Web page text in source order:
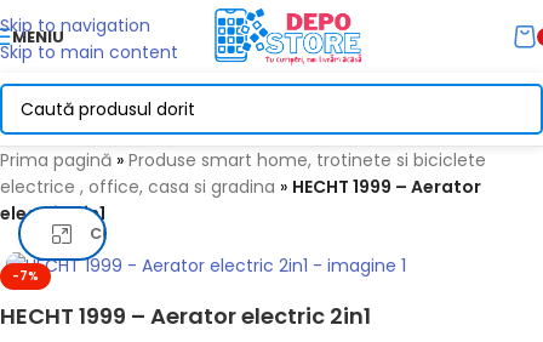
Skip to navigation
Skip to main content
MENIU
Prima pagină » Produse smart home, trotinete si biciclete
electrice , office, casa si gradina » HECHT 1999 – Aerator
electric 2in1
-7%
Click pentru a mari
HECHT 1999 – Aerator electric 2in1